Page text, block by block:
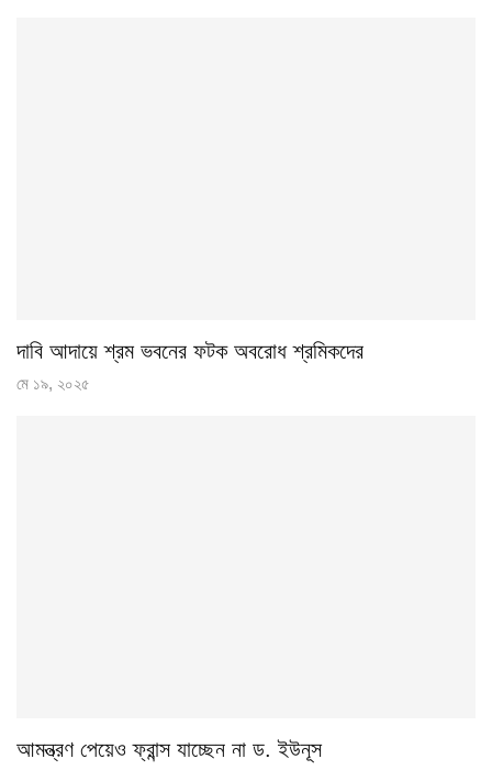
দাবি আদায়ে শ্রম ভবনের ফটক অবরোধ শ্রমিকদের
মে ১৯, ২০২৫
আমন্ত্রণ পেয়েও ফ্রান্স যাচ্ছেন না ড. ইউনূস